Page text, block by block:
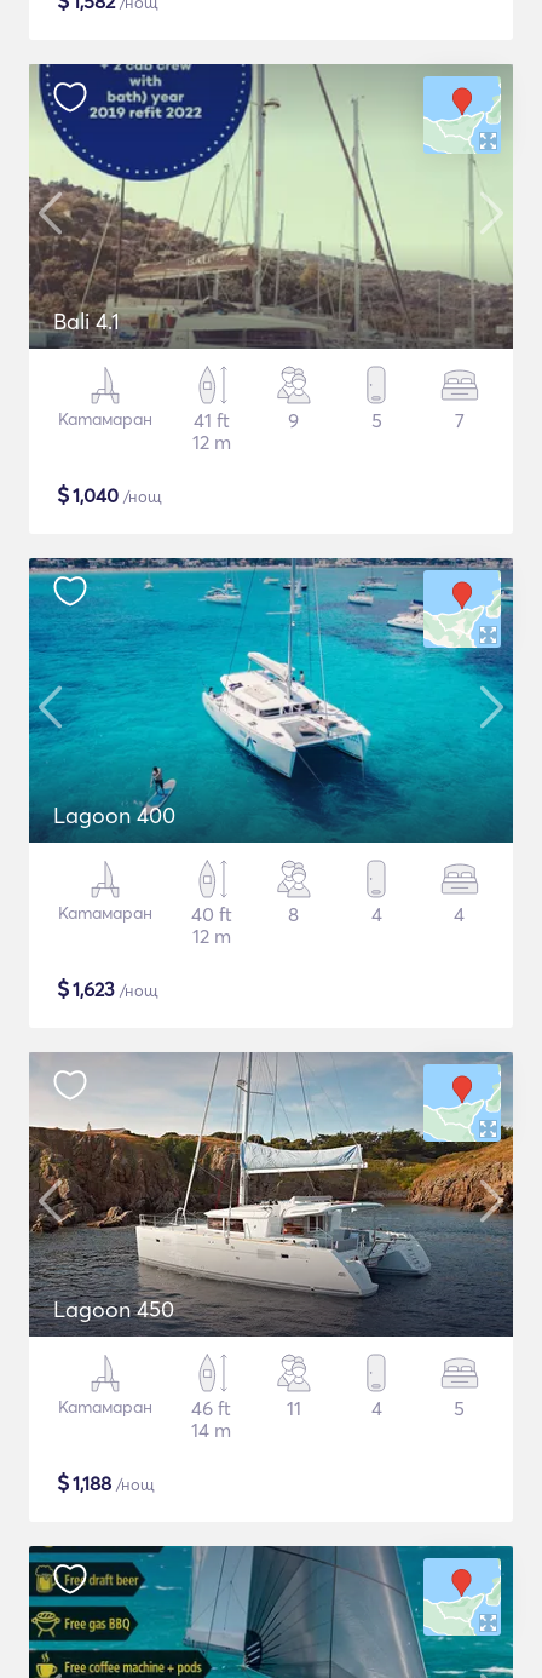
Bali 4.1
Катамаран
41 ft
12 m
9 5 7
$1,040 /нощ
Lagoon 400
Катамаран
40 ft
12 m
8 4 4
$1,623 /нощ
Lagoon 450
Катамаран
46 ft
14 m
11 4 5
$1,188 /нощ